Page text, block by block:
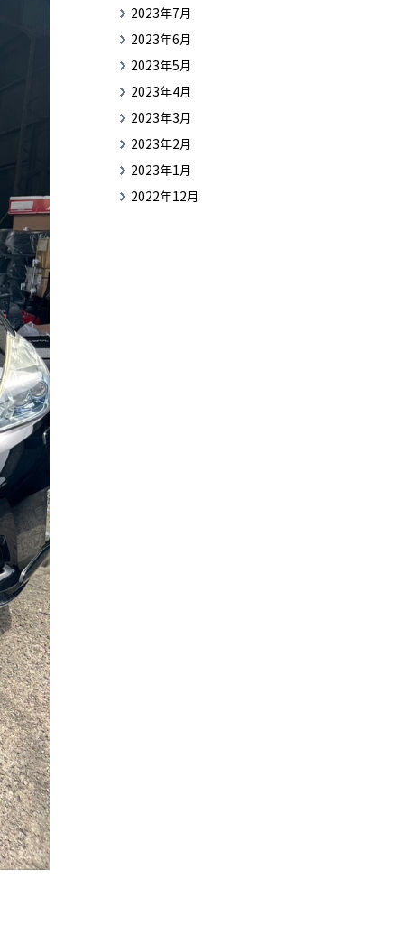
2023年7月
2023年6月
2023年5月
2023年4月
2023年3月
2023年2月
2023年1月
2022年12月